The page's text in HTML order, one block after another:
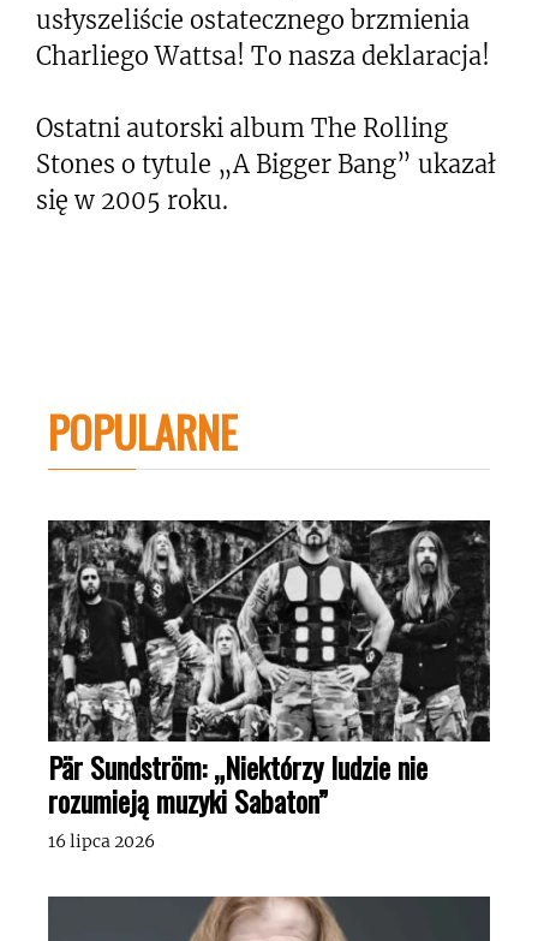
usłyszeliście ostatecznego brzmienia
Charliego Wattsa! To nasza deklaracja!
Ostatni autorski album The Rolling
Stones o tytule „A Bigger Bang” ukazał
się w 2005 roku.
POPULARNE
Pär Sundström: „Niektórzy ludzie nie
rozumieją muzyki Sabaton”
16 lipca 2026